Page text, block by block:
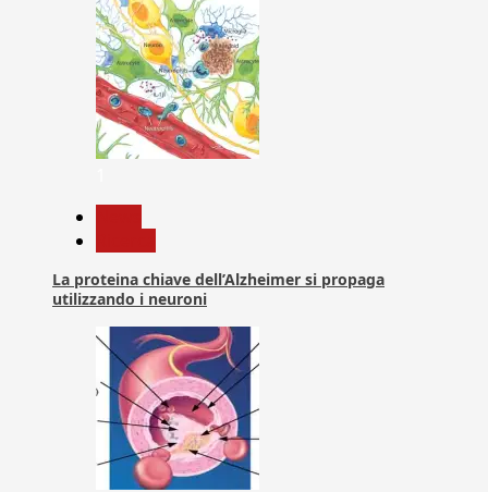
La proteina chiave dell’Alzheimer si propaga
utilizzando i neuroni